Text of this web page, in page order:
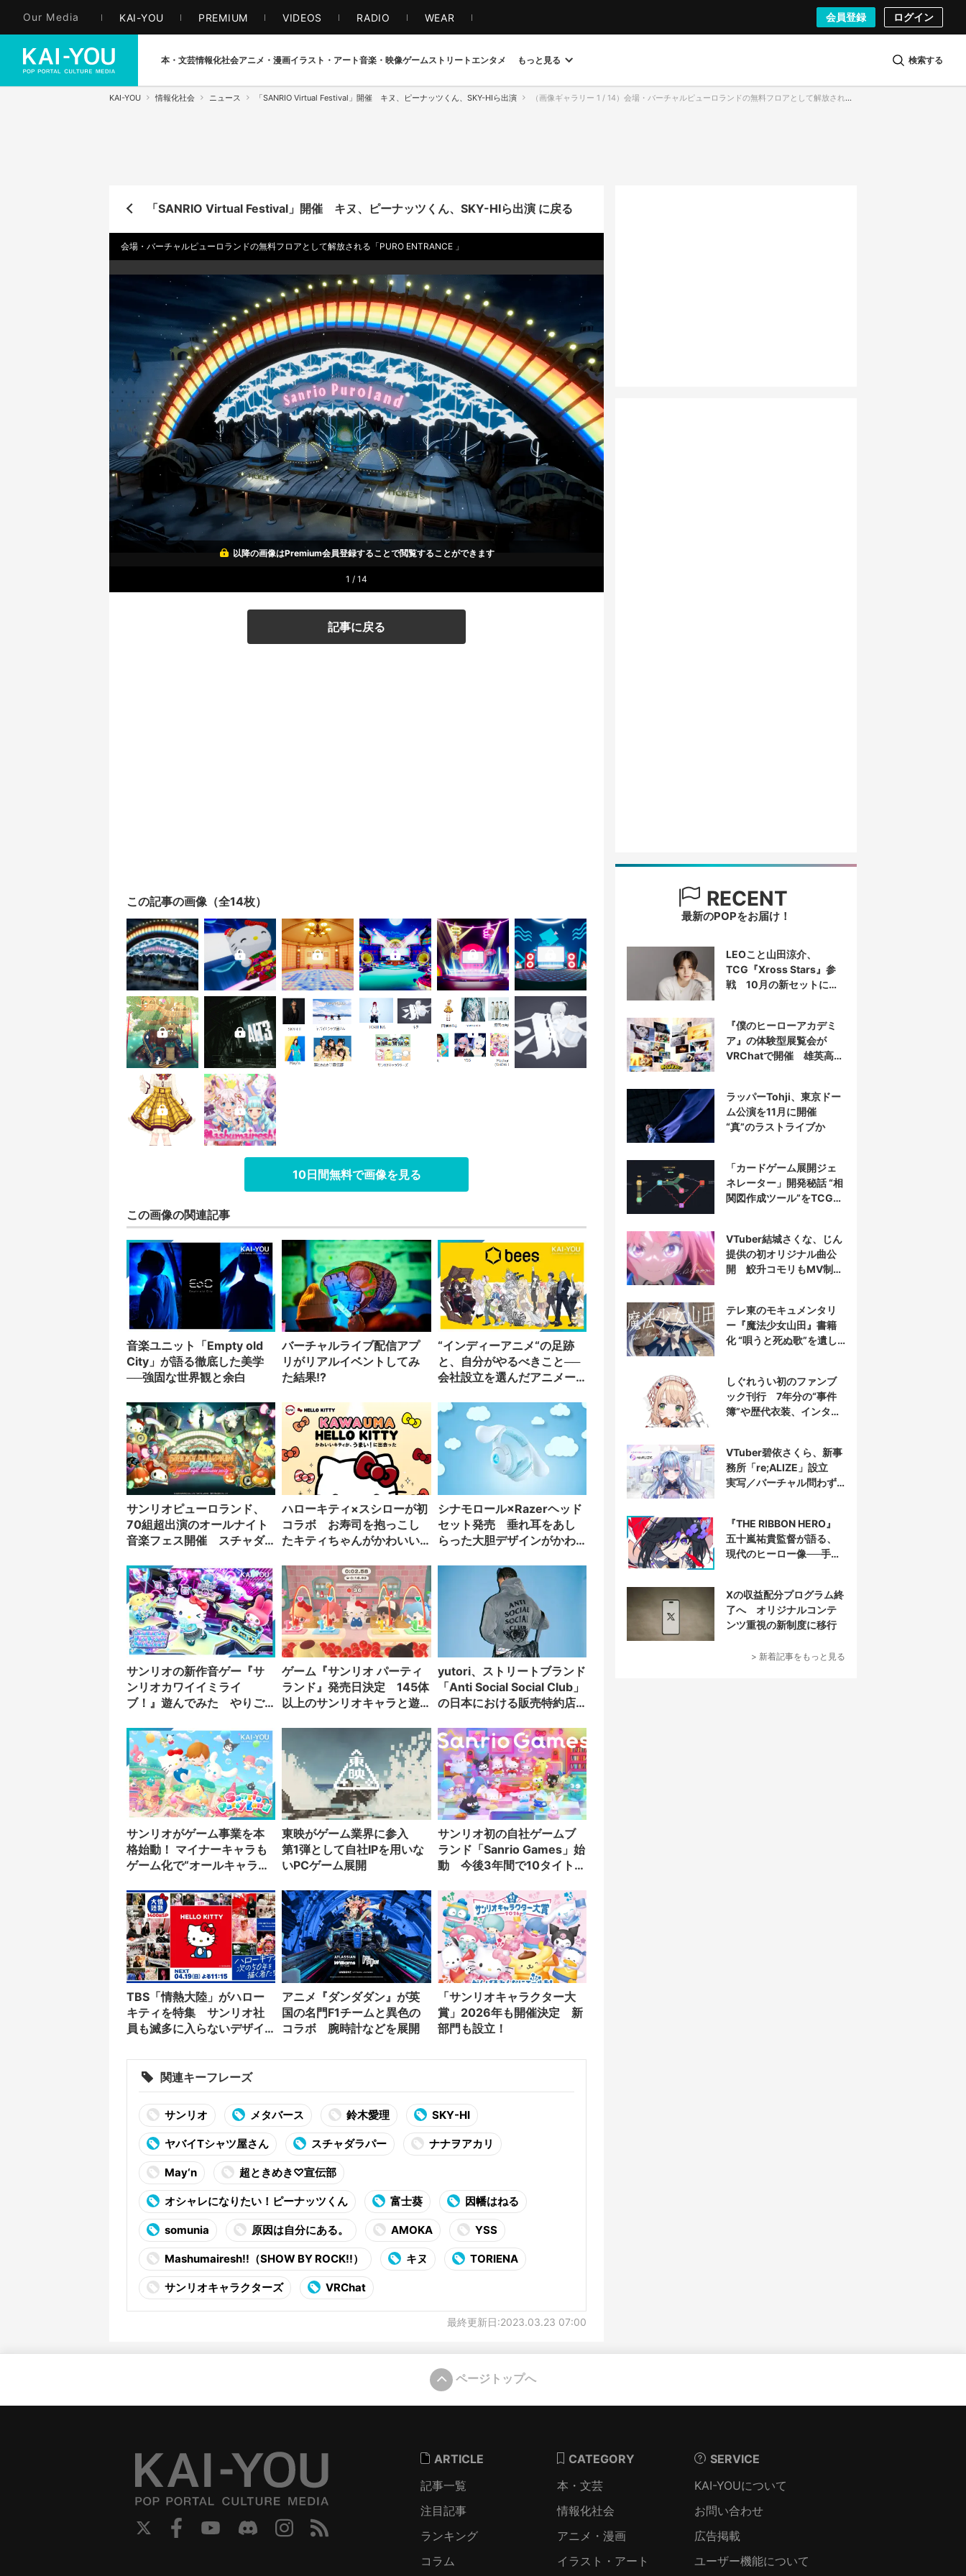
Our Media KAI-YOU PREMIUM VIDEOS RADIO WEAR 会員登録 ログイン
本・文芸情報化社会アニメ・漫画イラスト・アート音楽・映像ゲームストリート エンタメ もっと見る 検索する
KAI-YOU 情報化社会 ニュース 「SANRIO Virtual Festival」開催 キヌ、ピーナッツくん、SKY-HIら出演 （画像ギャラリー 1 / 14）会場・バーチャルピューロランドの無料フロアとして解放される「PURO ENTRANCE 」
「SANRIO Virtual Festival」開催 キヌ、ピーナッツくん、SKY-HIら出演 に戻る
会場・バーチャルピューロランドの無料フロアとして解放される「PURO ENTRANCE 」
以降の画像はPremium会員登録することで閲覧することができます
1 / 14
記事に戻る
この記事の画像（全14枚）
10日間無料で画像を見る
この画像の関連記事
音楽ユニット「Empty old
City」が語る徹底した美学
──強固な世界観と余白
バーチャルライブ配信アプ
リがリアルイベントしてみ
た結果!?
“インディーアニメ“の足跡
と、自分がやるべきこと──
会社設立を選んだアニメー
サンリオピューロランド、
70組超出演のオールナイト
音楽フェス開催 スチャダ
TASTAら出演
ハローキティ×スシローが初
コラボ お寿司を抱っこし
たキティちゃんがかわいい
シナモロール×Razerヘッド
セット発売 垂れ耳をあし
らった大胆デザインがかわ
サンリオの新作音ゲー『サ
ンリオカワイイミライ
ブ！』遊んでみた やりご
ゲーム『サンリオ パーティ
ランド』発売日決定 145体
以上のサンリオキャラと遊
yutori、ストリートブランド
「Anti Social Social Club」
の日本における販売特約店
サンリオがゲーム事業を本
格始動！ マイナーキャラも
ゲーム化で“オールキャラ戦
東映がゲーム業界に参入
第1弾として自社IPを用いな
いPCゲーム展開
サンリオ初の自社ゲームブ
ランド「Sanrio Games」始
動 今後3年間で10タイトル
TBS「情熱大陸」がハロー
キティを特集 サンリオ社
員も滅多に入らないデザイ
アニメ『ダンダダン』が英
国の名門F1チームと異色の
コラボ 腕時計などを展開
「サンリオキャラクター大
賞」2026年も開催決定 新
部門も設立！
関連キーフレーズ
サンリオ メタバース 鈴木愛理 SKY-HI
ヤバイTシャツ屋さん スチャダラパー ナナヲアカリ
May‘n 超ときめき♡宣伝部
オシャレになりたい！ピーナッツくん 富士葵 因幡はねる
somunia 原因は自分にある。 AMOKA YSS
Mashumairesh!!（SHOW BY ROCK!!） キヌ TORIENA
サンリオキャラクターズ VRChat
最終更新日:2023.03.23 07:00
RECENT
最新のPOPをお届け！
LEOこと山田涼介、
TCG『Xross Stars』参
戦 10月の新セットにカ
『僕のヒーローアカデミ
ア』の体験型展覧会が
VRChatで開催 雄英高校
ラッパーTohji、東京ドー
ム公演を11月に開催
“真”のラストライブか
「カードゲーム展開ジェ
ネレーター」開発秘話 “相
関図作成ツール”をTCG向
VTuber結城さくな、じん
提供の初オリジナル曲公
開 鮫升コモリもMV制作
テレ東のモキュメンタリ
ー『魔法少女山田』書籍
化 “唄うと死ぬ歌”を遺し
しぐれうい初のファンブ
ック刊行 7年分の“事件
簿”や歴代衣装、インタビ
VTuber碧依さくら、新事
務所「re;ALIZE」設立
実写／バーチャル問わず
『THE RIBBON HERO』
五十嵐祐貴監督が語る、
現代のヒーロー像──手塚
Xの収益配分プログラム終
了へ オリジナルコンテ
ンツ重視の新制度に移行
> 新着記事をもっと見る
ページトップへ
ARTICLE
記事一覧
注目記事
ランキング
コラム
CATEGORY
本・文芸
情報化社会
アニメ・漫画
イラスト・アート
SERVICE
KAI-YOUについて
お問い合わせ
広告掲載
ユーザー機能について